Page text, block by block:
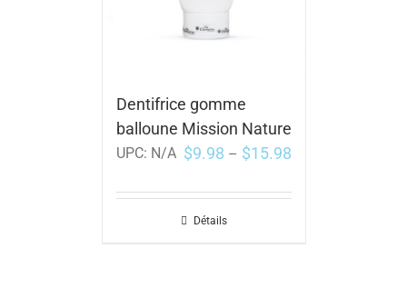
Dentifrice gomme
balloune Mission Nature
UPC: N/A $9.98 – $15.98
Détails